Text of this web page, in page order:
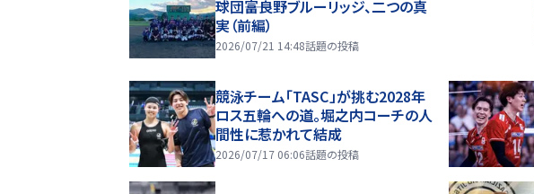
球団――富良野ブルーリッジ、二つの真
実（前編）
2026/07/21 14:48話題の投稿
競泳チーム「TASC」が挑む2028年
ロス五輪への道。堀之内コーチの人
間性に惹かれて結成
2026/07/17 06:06話題の投稿